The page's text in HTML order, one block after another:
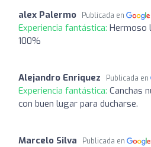
alex Palermo Publicada en
Experiencia fantástica: Hermoso
100%
Alejandro Enriquez Publicada en
Experiencia fantástica: Canchas
con buen lugar para ducharse.
Marcelo Silva Publicada en